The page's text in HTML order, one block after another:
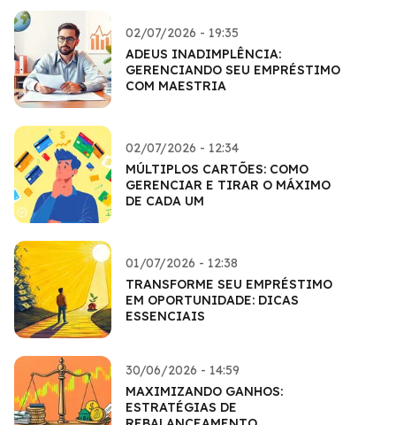
02/07/2026 - 19:35
ADEUS INADIMPLÊNCIA:
GERENCIANDO SEU EMPRÉSTIMO
COM MAESTRIA
02/07/2026 - 12:34
MÚLTIPLOS CARTÕES: COMO
GERENCIAR E TIRAR O MÁXIMO
DE CADA UM
01/07/2026 - 12:38
TRANSFORME SEU EMPRÉSTIMO
EM OPORTUNIDADE: DICAS
ESSENCIAIS
30/06/2026 - 14:59
MAXIMIZANDO GANHOS:
ESTRATÉGIAS DE